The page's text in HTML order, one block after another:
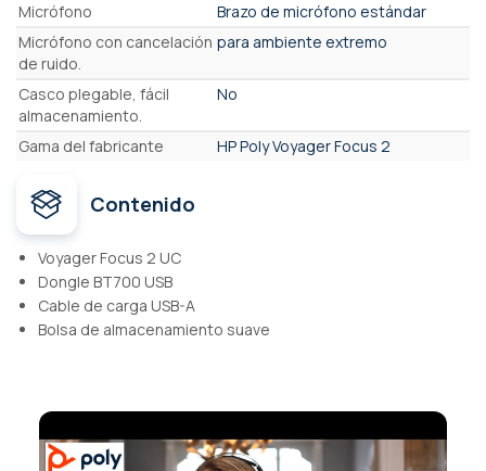
Micrófono
Brazo de micrófono estándar
Micrófono con cancelación
de ruido.
para ambiente extremo
Casco plegable, fácil
almacenamiento.
No
Gama del fabricante HP Poly Voyager Focus 2
Contenido
Voyager Focus 2 UC
Dongle BT700 USB
Cable de carga USB-A
Bolsa de almacenamiento suave